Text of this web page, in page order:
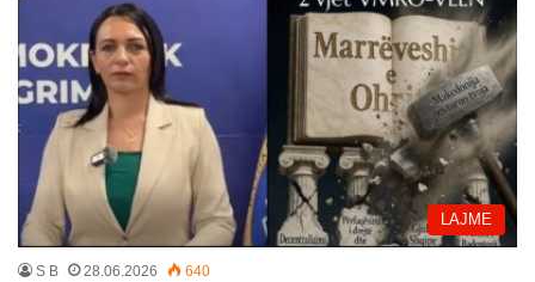
LAJME
S B 28.06.2026 640